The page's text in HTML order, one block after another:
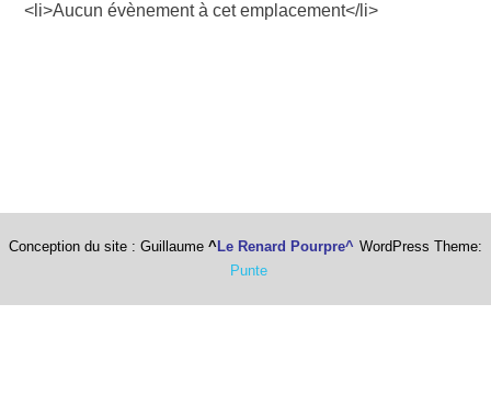
<li>Aucun évènement à cet emplacement</li>
Conception du site : Guillaume ^Le Renard Pourpre^ WordPress Theme:
Punte